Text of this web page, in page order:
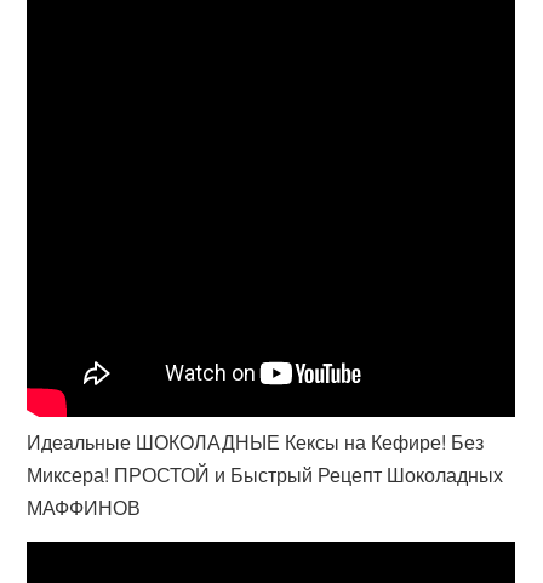
Идеальные ШОКОЛАДНЫЕ Кексы на Кефире! Без
Миксера! ПРОСТОЙ и Быстрый Рецепт Шоколадных
МАФФИНОВ